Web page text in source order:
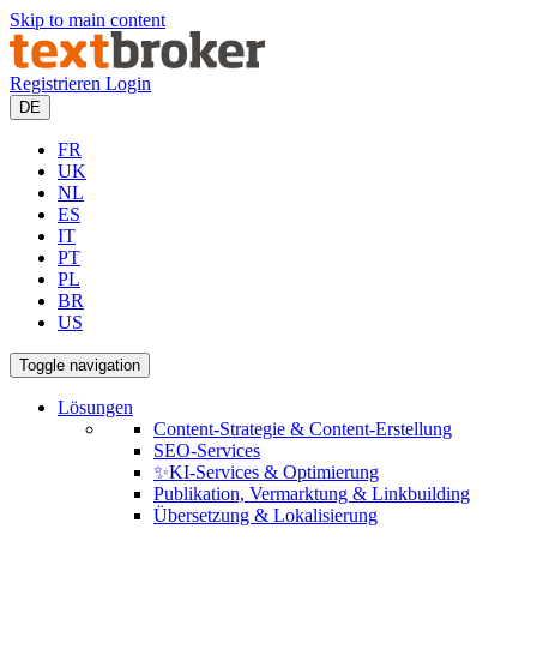
Skip to main content
Registrieren Login
DE
FR
UK
NL
ES
IT
PT
PL
BR
US
Toggle navigation
Lösungen
Content-Strategie & Content-Erstellung
SEO-Services
✨KI-Services & Optimierung
Publikation, Vermarktung & Linkbuilding
Übersetzung & Lokalisierung